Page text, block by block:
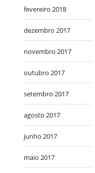
fevereiro 2018
dezembro 2017
novembro 2017
outubro 2017
setembro 2017
agosto 2017
junho 2017
maio 2017